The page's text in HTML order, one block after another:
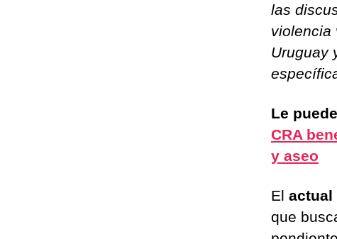
las
violencia
Uruguay
Le
CRA
y aseo
El actual
que